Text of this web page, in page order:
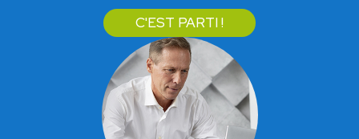
C'EST PARTI !